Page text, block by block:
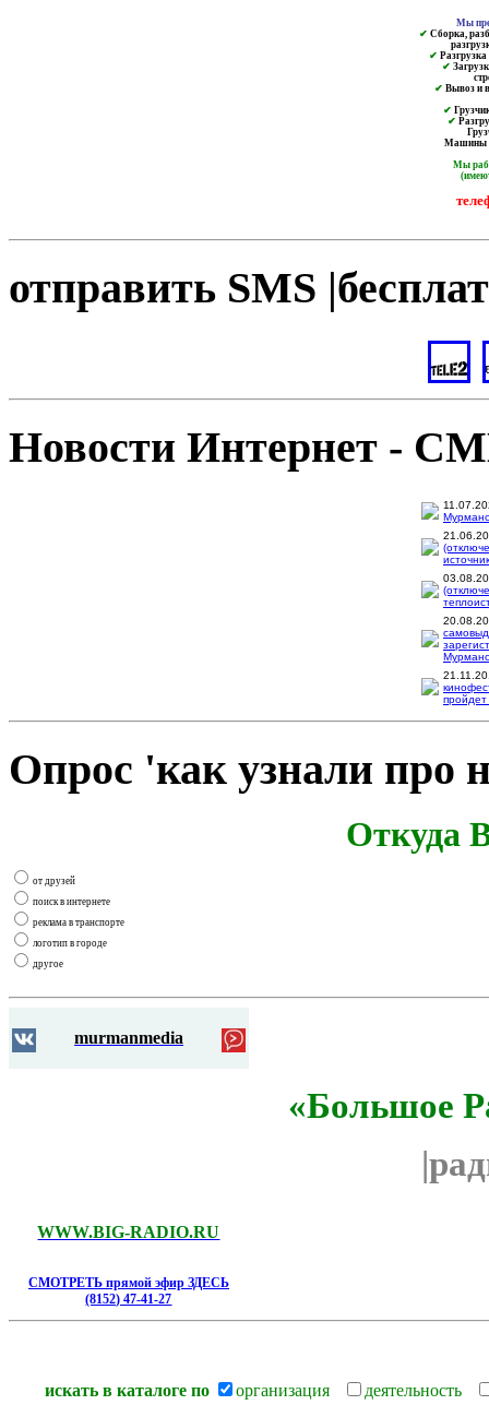
Мы
✔ Сборка,
✔ Разгрузка
✔
✔ Вывоз и
✔
✔
Машины
Мы
отправить SMS
Новости Интернет -
Опрос 'как узнали про
Откуда
от друзей
поиск в интернете
реклама в транспорте
логотип в городе
другое
murmanmedia
«Большое
WWW.BIG-RADIO.RU
СМОТРЕТЬ прямой эфир ЗДЕСЬ
(8152) 47-41-27
искать в каталоге по организация деятельность